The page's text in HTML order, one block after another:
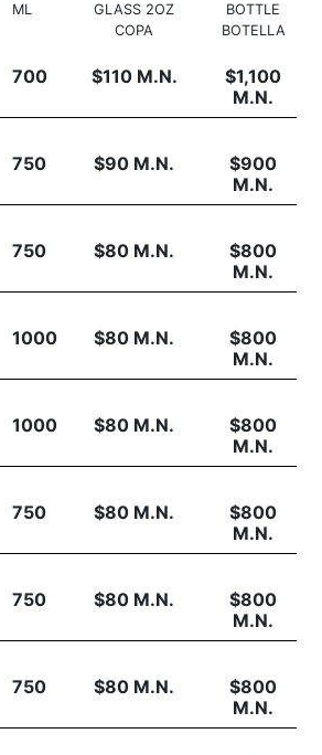
ML
GLASS 2OZ
COPA
BOTTLE
BOTELLA
700 $110 M.N.
$1,100
M.N.
750 $90 M.N.
$900
M.N.
750 $80 M.N.
$800
M.N.
1000 $80 M.N.
$800
M.N.
1000 $80 M.N.
$800
M.N.
750 $80 M.N.
$800
M.N.
750 $80 M.N.
$800
M.N.
750 $80 M.N.
$800
M.N.